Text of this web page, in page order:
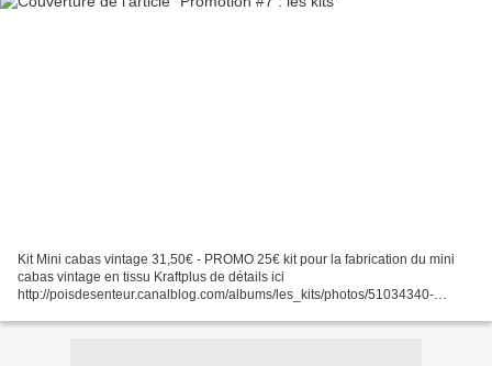
Kit Mini cabas vintage 31,50€ - PROMO 25€ kit pour la fabrication du mini
cabas vintage en tissu Kraftplus de détails ici
http://poisdesenteur.canalblog.com/albums/les_kits/photos/51034340-